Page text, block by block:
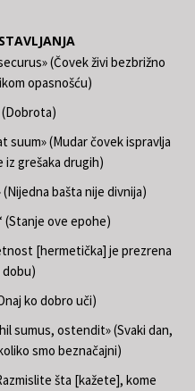
(Čovek živi bezbrižno
opasnošću)
suum» (Mudar čovek ispravlja
iz grešaka drugih)
bašta nije divnija)
(Stanje ove epohe)
[hermetička] je prezrena
dobu)
ko dobro uči)
sumus, ostendit» (Svaki dan,
smo beznačajni)
šta [kažete], kome